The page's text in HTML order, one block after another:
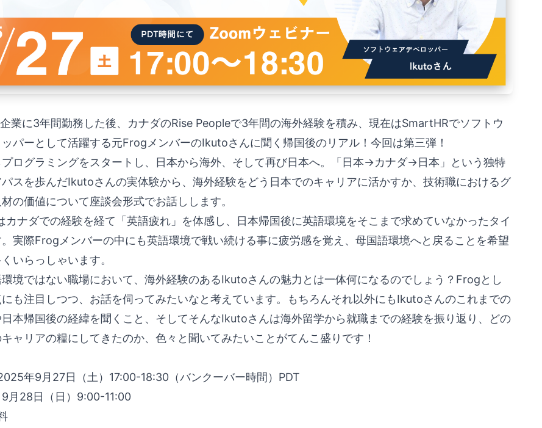
業に3年間勤務した後、カナダのRise Peopleで3年間の海外経験を積み、現在はSmartHRでソフトウ
ッパーとして活躍する元FrogメンバーのIkutoさんに聞く帰国後のリアル！今回は第三弾！
ログラミングをスタートし、日本から海外、そして再び日本へ。「日本→カナダ→日本」という独特
スを歩んだIkutoさんの実体験から、海外経験をどう日本でのキャリアに活かすか、技術職におけるグ
の価値について座談会形式でお話しします。
カナダでの経験を経て「英語疲れ」を体感し、日本帰国後に英語環境をそこまで求めていなかったタイ
実際Frogメンバーの中にも英語環境で戦い続ける事に疲労感を覚え、母国語環境へと戻ることを希望
いらっしゃいます。
境ではない職場において、海外経験のあるIkutoさんの魅力とは一体何になるのでしょう？Frogとし
も注目しつつ、お話を伺ってみたいなと考えています。もちろんそれ以外にもIkutoさんのこれまでの
本帰国後の経緯を聞くこと、そしてそんなIkutoさんは海外留学から就職までの経験を振り返り、どの
ャリアの糧にしてきたのか、色々と聞いてみたいことがてんこ盛りです！
年9月27日（土）17:00-18:30（バンクーバー時間）PDT
9月28日（日）9:00-11:00